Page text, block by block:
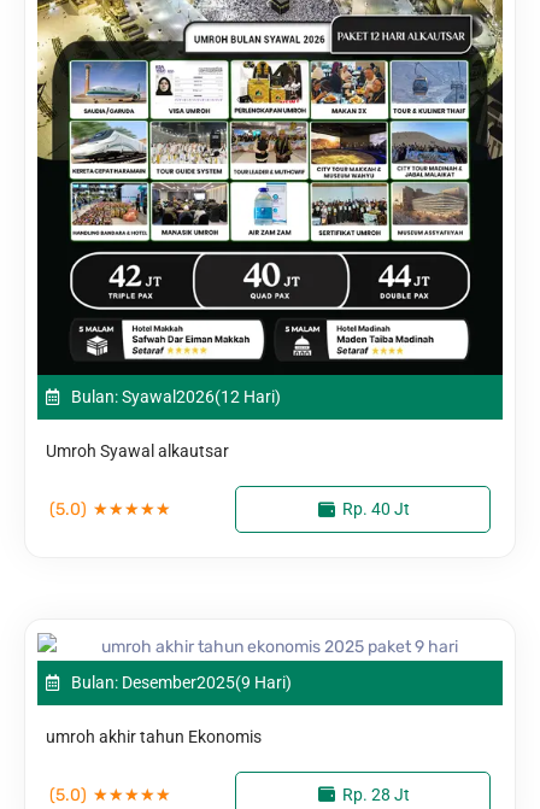
Bulan: Syawal2026(12 Hari)
Umroh Syawal alkautsar
(5.0) ★★★★★ Rp. 40 Jt
Bulan: Desember2025(9 Hari)
umroh akhir tahun Ekonomis
(5.0) ★★★★★ Rp. 28 Jt